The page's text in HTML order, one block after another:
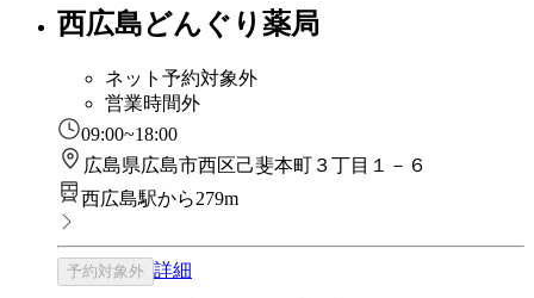
西広島どんぐり薬局
ネット予約対象外
営業時間外
09:00~18:00
広島県広島市西区己斐本町３丁目１－６
西広島駅から279m
予約対象外 詳細